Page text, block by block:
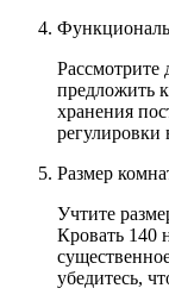
предложить
хранения
регулировки
Размер
Учтите
Кровать 140
убедитесь,